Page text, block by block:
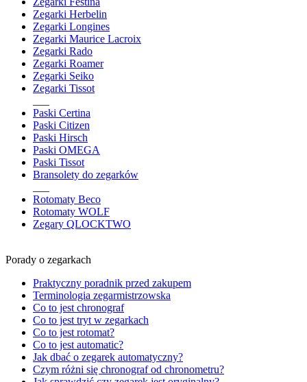
Zegarki Herbelin
Zegarki Longines
Zegarki Maurice Lacroix
Zegarki Rado
Zegarki Roamer
Zegarki Seiko
Zegarki Tissot
Paski Certina
Paski Citizen
Paski Hirsch
Paski OMEGA
Paski Tissot
Bransolety do zegarków
Rotomaty Beco
Rotomaty WOLF
Zegary QLOCKTWO
Porady o zegarkach
Praktyczny poradnik przed zakupem
Terminologia zegarmistrzowska
Co to jest chronograf
Co to jest tryt w zegarkach
Co to jest rotomat?
Co to jest automatic?
Jak dbać o zegarek automatyczny?
Czym różni się chronograf od chronometru?